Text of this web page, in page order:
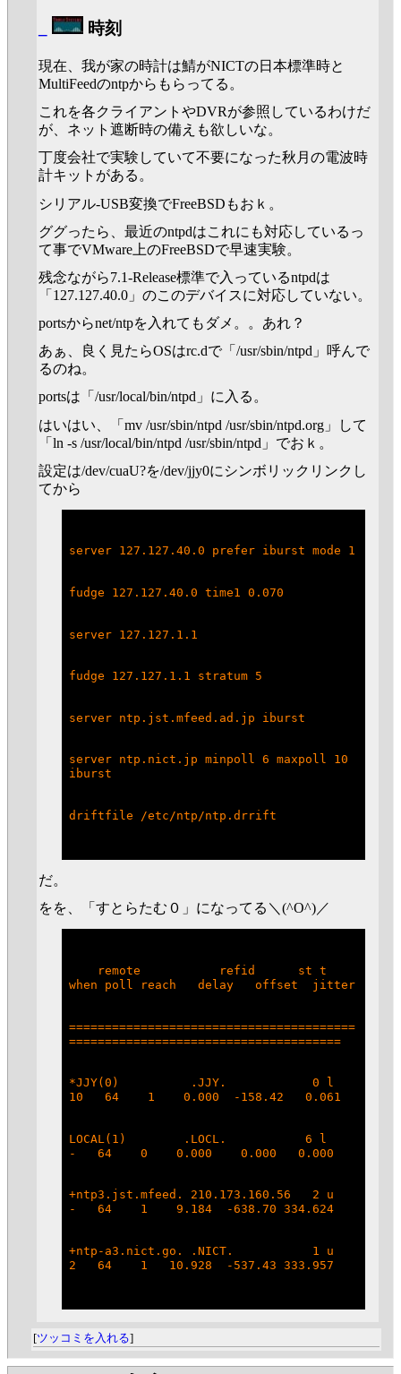
時刻
現在、我が家の時計は鯖がNICTの日本標準時と
MultiFeedのntpからもらってる。
これを各クライアントやDVRが参照しているわけだ
が、ネット遮断時の備えも欲しいな。
丁度会社で実験していて不要になった秋月の電波時
計キットがある。
シリアル-USB変換でFreeBSDもおｋ。
ググったら、最近のntpdはこれにも対応しているっ
て事でVMware上のFreeBSDで早速実験。
残念ながら7.1-Release標準で入っているntpdは
「127.127.40.0」のこのデバイスに対応していない。
portsからnet/ntpを入れてもダメ。。あれ？
あぁ、良く見たらOSはrc.dで「/usr/sbin/ntpd」呼んで
るのね。
portsは「/usr/local/bin/ntpd」に入る。
はいはい、「mv /usr/sbin/ntpd /usr/sbin/ntpd.org」して
「ln -s /usr/local/bin/ntpd /usr/sbin/ntpd」でおｋ。
設定は/dev/cuaU?を/dev/jjy0にシンボリックリンクし
てから
server 127.127.40.0 prefer iburst mode 1
fudge 127.127.40.0 time1 0.070
server 127.127.1.1
fudge 127.127.1.1 stratum 5
server ntp.jst.mfeed.ad.jp iburst
server ntp.nict.jp minpoll 6 maxpoll 10
iburst
driftfile /etc/ntp/ntp.drrift
だ。
をを、「すとらたむ０」になってる＼(^O^)／
when poll reach   delay   offset  jitter
========================================
======================================
*JJY(0)          .JJY.            0 l
10   64    1    0.000  -158.42   0.061
LOCAL(1)        .LOCL.           6 l
-   64    0    0.000    0.000   0.000
+ntp3.jst.mfeed. 210.173.160.56   2 u
-   64    1    9.184  -638.70 334.624
+ntp-a3.nict.go. .NICT.           1 u
2   64    1   10.928  -537.43 333.957
[ツッコミを入れる]